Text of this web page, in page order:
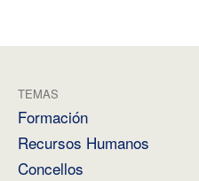
TEMAS
Formación
Recursos Humanos
Concellos